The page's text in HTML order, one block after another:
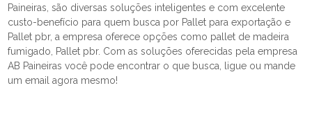
Paineiras, são diversas soluções inteligentes e com excelente
custo-benefício para quem busca por Pallet para exportação e
Pallet pbr, a empresa oferece opções como pallet de madeira
fumigado, Pallet pbr. Com as soluções oferecidas pela empresa
AB Paineiras você pode encontrar o que busca, ligue ou mande
um email agora mesmo!